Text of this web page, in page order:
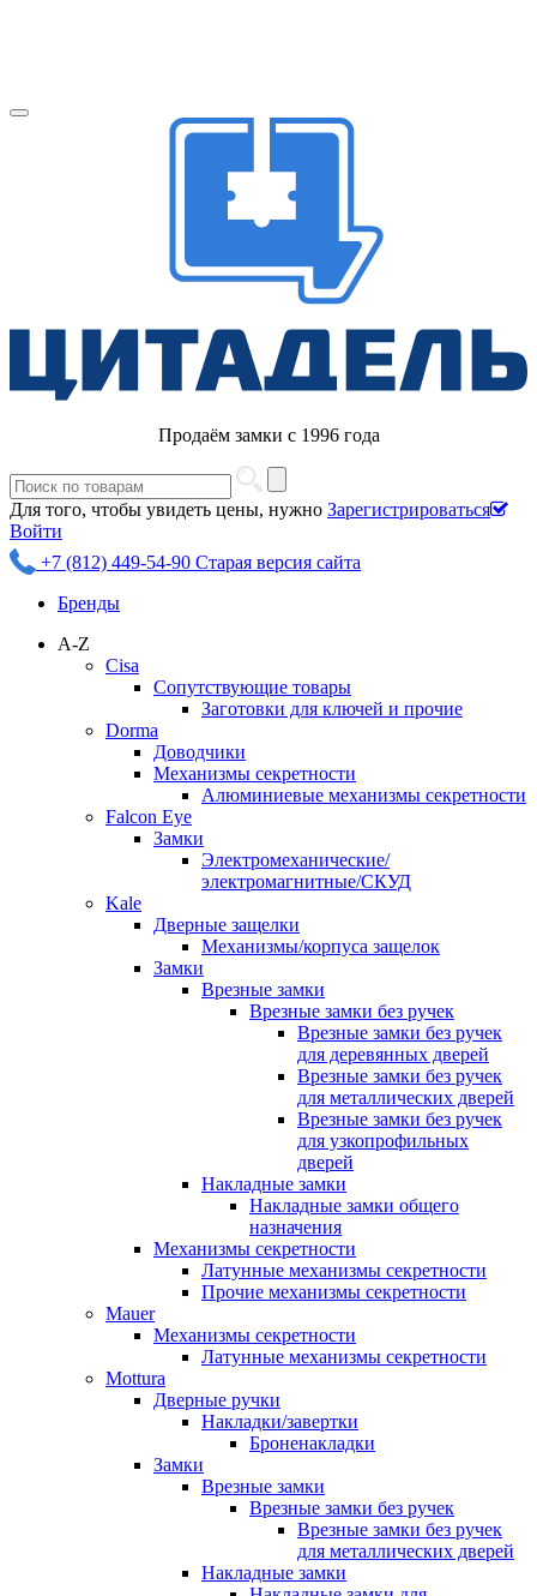
Продаём замки с 1996 года
Для того, чтобы увидеть цены, нужно Зарегистрироваться
Войти
+7 (812) 449-54-90 Старая версия сайта
Бренды
A-Z
Cisa
Сопутствующие товары
Заготовки для ключей и прочие
Dorma
Доводчики
Механизмы секретности
Алюминиевые механизмы секретности
Falcon Eye
Замки
Электромеханические/
электромагнитные/СКУД
Kale
Дверные защелки
Механизмы/корпуса защелок
Замки
Врезные замки
Врезные замки без ручек
Врезные замки без ручек
для деревянных дверей
Врезные замки без ручек
для металлических дверей
Врезные замки без ручек
для узкопрофильных
дверей
Накладные замки
Накладные замки общего
назначения
Механизмы секретности
Латунные механизмы секретности
Прочие механизмы секретности
Mauer
Механизмы секретности
Латунные механизмы секретности
Mottura
Дверные ручки
Накладки/завертки
Броненакладки
Замки
Врезные замки
Врезные замки без ручек
Врезные замки без ручек
для металлических дверей
Накладные замки